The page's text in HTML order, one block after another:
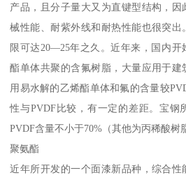
产品，且分子量大又为直键型结构，
械性能、耐紫外线和耐热性能也很突
限可达20—25年之久。近年来，国内开
酯单体共聚的含氟树脂，大量应用于
用易水解的乙烯酯单体和氟的含量较
性与PVDF比较，有一定的差距。宝钢
PVDF含量不小于70%（其他为丙稀酸树
聚氨酯
近年所开发的一个面漆新品种，综合